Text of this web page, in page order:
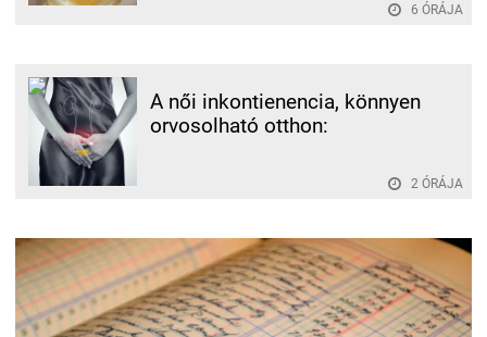
6 ÓRÁJA
A női inkontienencia, könnyen
orvosolható otthon:
2 ÓRÁJA